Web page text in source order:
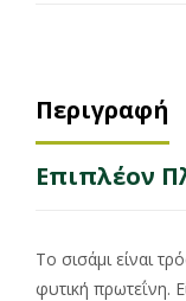
Περιγραφή
Επιπλέον
Το σισάμι είναι
φυτική πρωτεΐνη.